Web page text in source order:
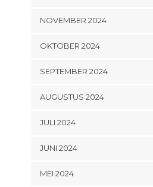
NOVEMBER 2024
OKTOBER 2024
SEPTEMBER 2024
AUGUSTUS 2024
JULI 2024
JUNI 2024
MEI 2024